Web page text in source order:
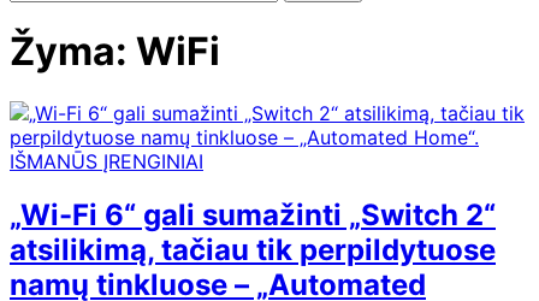
Žyma: WiFi
IŠMANŪS ĮRENGINIAI
„Wi-Fi 6“ gali sumažinti „Switch 2“
atsilikimą, tačiau tik perpildytuose
namų tinkluose – „Automated